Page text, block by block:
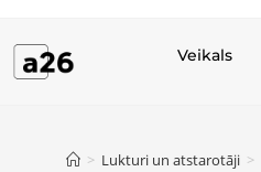
Veikals
> Lukturi un atstarotāji >